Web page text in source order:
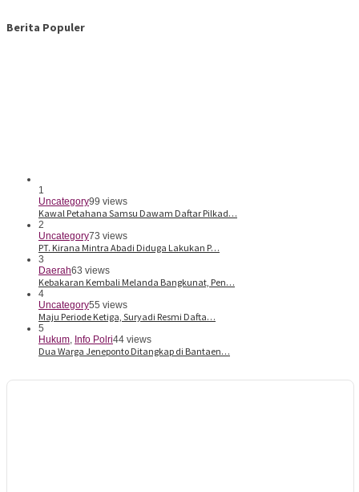
Berita Populer
1
Uncategory99 views
Kawal Petahana Samsu Dawam Daftar Pilkad…
2
Uncategory73 views
PT. Kirana Mintra Abadi Diduga Lakukan P…
3
Daerah63 views
Kebakaran Kembali Melanda Bangkunat, Pen…
4
Uncategory55 views
Maju Periode Ketiga, Suryadi Resmi Dafta…
5
Hukum, Info Polri44 views
Dua Warga Jeneponto Ditangkap di Bantaen…